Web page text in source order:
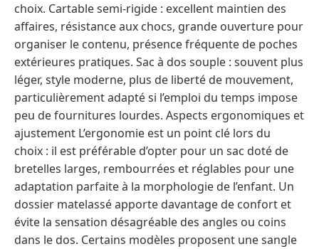
choix. Cartable semi-rigide : excellent maintien des
affaires, résistance aux chocs, grande ouverture pour
organiser le contenu, présence fréquente de poches
extérieures pratiques. Sac à dos souple : souvent plus
léger, style moderne, plus de liberté de mouvement,
particulièrement adapté si l’emploi du temps impose
peu de fournitures lourdes. Aspects ergonomiques et
ajustement L’ergonomie est un point clé lors du
choix : il est préférable d’opter pour un sac doté de
bretelles larges, rembourrées et réglables pour une
adaptation parfaite à la morphologie de l’enfant. Un
dossier matelassé apporte davantage de confort et
évite la sensation désagréable des angles ou coins
dans le dos. Certains modèles proposent une sangle